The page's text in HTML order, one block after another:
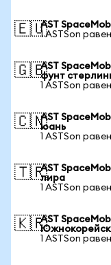
🇪🇺AST
1 ASTSon
🇬🇧AST
фунт
1 ASTSon
🇨🇳AST
юань
1 ASTSon
🇹🇷AST
лира
1 ASTSon
🇰🇷AST
1 ASTSon